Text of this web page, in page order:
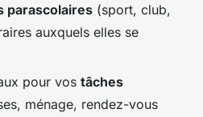
parascolaires (sport, club,
auxquels elles se
pour vos tâches
ménage, rendez-vous